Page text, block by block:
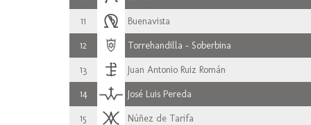
11 Buenavista
12 Torrehandilla - Soberbina
13 Juan Antonio Ruiz Román
14 José Luis Pereda
15 Núñez de Tarifa